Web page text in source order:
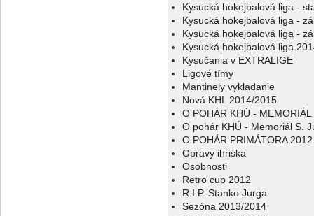
Kysucká hokejbalová liga -
Kysucká hokejbalová liga -
Kysucká hokejbalová liga -
Kysucká hokejbalová liga
Kysučania v EXTRALIGE
Ligové tímy
Mantinely vykladanie
Nová KHL 2014/2015
O POHÁR KHÚ - MEMORIÁL
O pohár KHÚ - Memoriál S.
O POHÁR PRIMÁTORA 2012
Opravy ihriska
Osobnosti
Retro cup 2012
R.I.P. Stanko Jurga
Sezóna 2013/2014